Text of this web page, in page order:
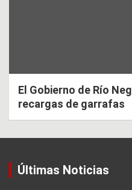
El Gobierno de Río
recargas de garrafas
Últimas Noticias